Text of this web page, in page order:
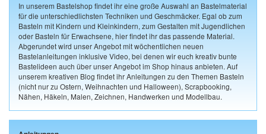
In unserem Bastelshop findet ihr eine große Auswahl an Bastelmaterial
für die unterschiedlichsten Techniken und Geschmäcker. Egal ob zum
Basteln mit Kindern und Kleinkindern, zum Gestalten mit Jugendlichen
oder Basteln für Erwachsene, hier findet ihr das passende Material.
Abgerundet wird unser Angebot mit wöchentlichen neuen
Bastelanleitungen inklusive Video, bei denen wir euch kreativ bunte
Bastelideen auch über unser Angebot im Shop hinaus anbieten. Auf
unserem kreativen Blog findet ihr Anleitungen zu den Themen Basteln
(nicht nur zu Ostern, Weihnachten und Halloween), Scrapbooking,
Nähen, Häkeln, Malen, Zeichnen, Handwerken und Modellbau.